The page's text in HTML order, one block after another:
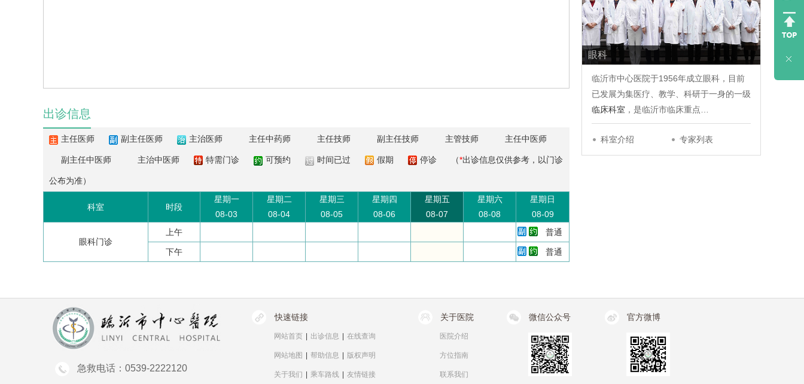
出诊信息
主任医师 副主任医师 主治医师 主任中药师 主任技师 副主任技师 主管技师 主任中医师
副主任中医师 主治中医师 特需门诊 可预约 时间已过 假期 停诊 （*出诊信息仅供参考，以门诊
公布为准）
科室 时段
星期一
08-03
星期二
08-04
星期三
08-05
星期四
08-06
星期五
08-07
星期六
08-08
星期日
08-09
眼科门诊
上午 普通
下午 普通
眼科
临沂市中心医院于1956年成立眼科，目前
已发展为集医疗、教学、科研于一身的一级
临床科室 ，是临沂市临床重点…
科室介绍 专家列表
急救电话：0539-2222120
快速链接
网站首页 出诊信息 在线查询
网站地图 帮助信息 版权声明
关于我们 乘车路线 友情链接
关于医院
医院介绍
方位指南
联系我们
微信公众号 官方微博